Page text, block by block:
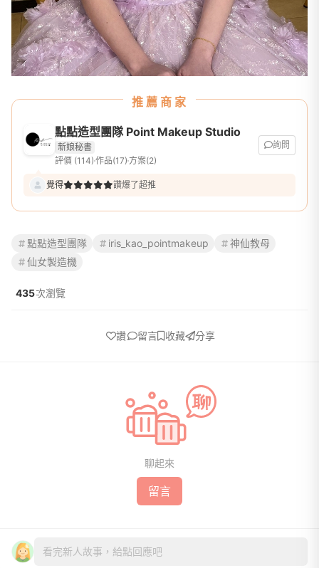
推薦商家
點點造型團隊 Point Makeup Studio
新娘秘書
評價 (114) 作品(17) 方案(2)
詢問
覺得 讚爆了超推
點點造型團隊 iris_kao_pointmakeup
神仙教母
仙女製造機
435次瀏覽
讚 留言 收藏 分享
聊起來
留言
看完新人故事，給點回應吧